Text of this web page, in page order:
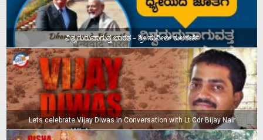
ವಿಶ್ವಗುರುವಾಗುತ್ತ ಭಾರತ – ಶ್ರೀ ಸುನೀಲ್‌ ಕುಲಕರ್ಣಿ
Lets celebrate Vijay Diwas in Conversation with Lt Cdr Bijay Nair